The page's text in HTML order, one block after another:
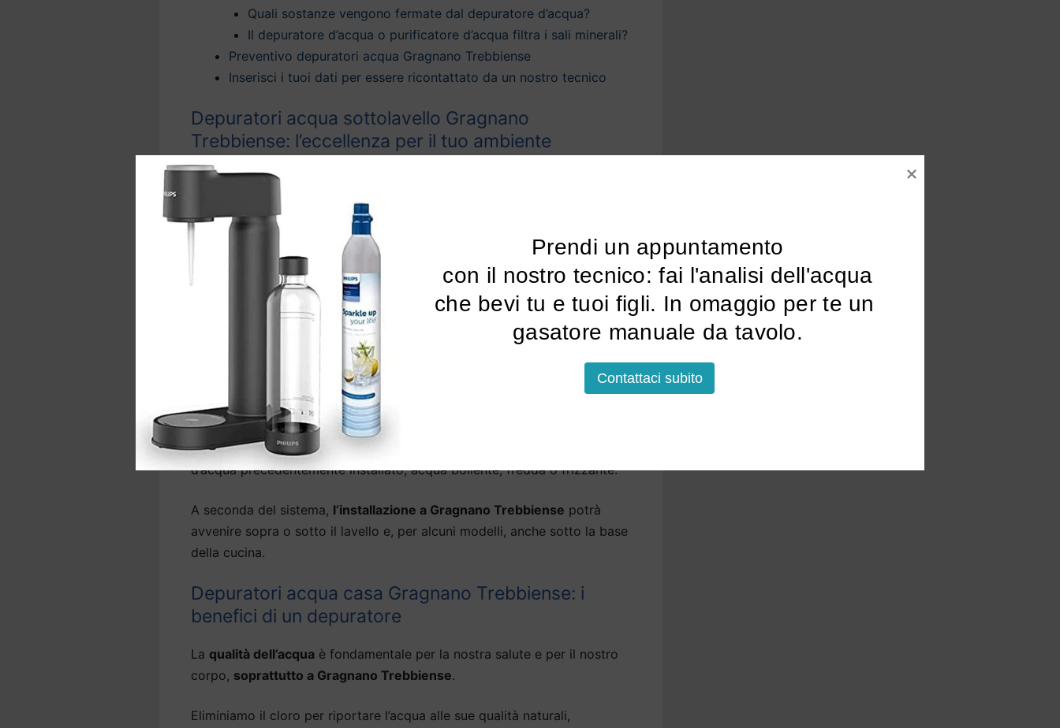
Quali sostanze vengono fermate dal depuratore d’acqua?
Il depuratore d’acqua o purificatore d’acqua filtra i sali minerali?
Preventivo depuratori acqua Gragnano Trebbiense
Inserisci i tuoi dati per essere ricontattato da un nostro tecnico
Depuratori acqua sottolavello Gragnano
Trebbiense: l’eccellenza per il tuo ambiente
Grazie aidepuratori d’acqua Gragnano Trebbiense
trattamento dell’acqua per la casa
sicura direttamente dal rubinetto di casa tua.
La nostra tecnologia offre una vasta gamma di sistemi di
domestica a Gragnano Trebbiense
che perfezionano laqualità della tua
acqua del rubinetto
, eliminando l’odore del cloro e ogni traccia di
sostanze nocive come arsenico, metalli pesanti, pfas, piombo e pesticidi.
depuratori per acqua di rubinetto a Gragnano
sono in grado anche di abbattere i residui fissi, rendendo
l’acqua molto leggera.
La gamma comprende anche soluzioni che erogano, tramite il depuratore
d’acqua precedentemente installato, acqua bollente, fredda o frizzante.
A seconda del sistema, l’installazione a Gragnano Trebbiense potrà
avvenire sopra o sotto il lavello e, per alcuni modelli, anche sotto la base
della cucina.
Depuratori acqua casa Gragnano Trebbiense: i
benefici di un depuratore
La qualità dell’acqua è fondamentale per la nostra salute e per il nostro
corpo, soprattutto a Gragnano Trebbiense.
Eliminiamo il cloro per riportare l’acqua alle sue qualità naturali,
Prendi un appuntamento
che bevi tu e tuoi figli. In omaggio per te un
gasatore manuale da tavolo.
Contattaci subito